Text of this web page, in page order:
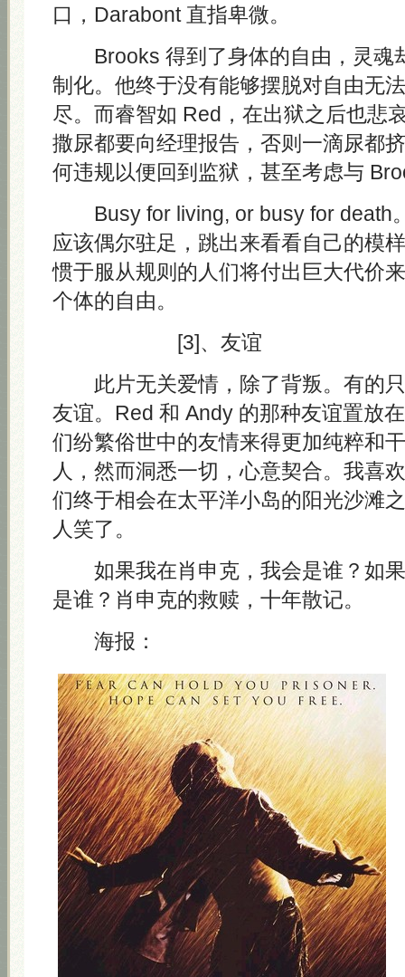
口，Darabont 直指卑微。
Brooks 得到了身体的自由，灵魂
制化。他终于没有能够摆脱对自由无
尽。而睿智如 Red，在出狱之后也悲
撒尿都要向经理报告，否则一滴尿都
何违规以便回到监狱，甚至考虑与
Busy for living, or busy for death
应该偶尔驻足，跳出来看看自己的模
惯于服从规则的人们将付出巨大代价
个体的自由。
[3]、友谊
此片无关爱情，除了背叛。有的只
友谊。Red 和 Andy 的那种友谊置放
们纷繁俗世中的友情来得更加纯粹和
人，然而洞悉一切，心意契合。我喜
们终于相会在太平洋小岛的阳光沙滩
人笑了。
如果我在肖申克，我会是谁？如果
是谁？肖申克的救赎，十年散记。
海报：